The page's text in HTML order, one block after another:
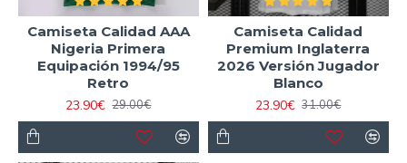
Camiseta Calidad AAA
Nigeria Primera
Equipación 1994/95
Retro
23.90€ 29.00€
Camiseta Calidad
Premium Inglaterra
2026 Versión Jugador
Blanco
23.90€ 31.00€